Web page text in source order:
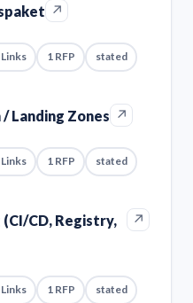
↗
1 RFP
stated
Landing Zones ↗
Links 1 RFP
stated
CD, Registry,
↗
Links 1 RFP
stated